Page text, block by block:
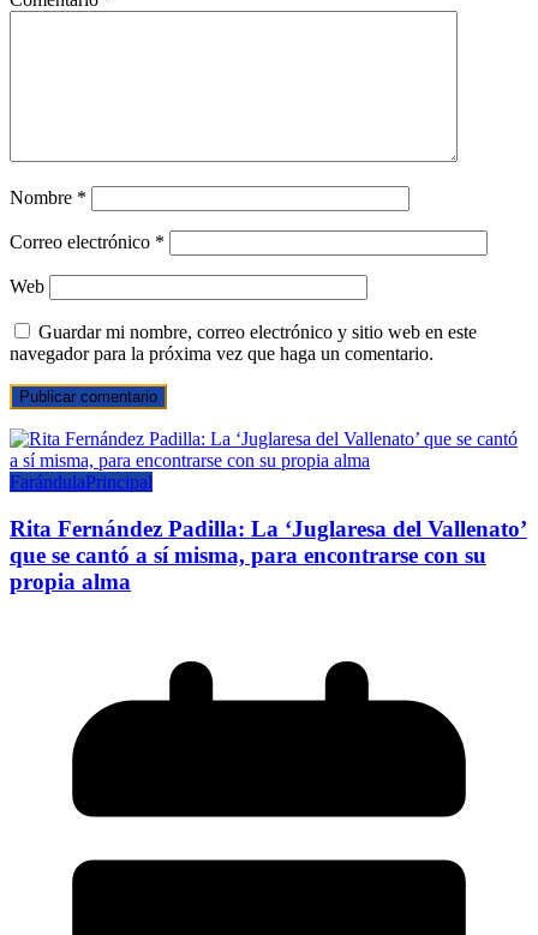
Nombre *
Correo electrónico *
Web
Guardar mi nombre, correo electrónico y sitio web en este
navegador para la próxima vez que haga un comentario.
FarándulaPrincipal
Rita Fernández Padilla: La ‘Juglaresa del Vallenato’
que se cantó a sí misma, para encontrarse con su
propia alma